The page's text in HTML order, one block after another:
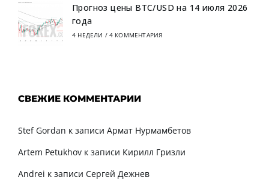
Прогноз цены BTC/USD на 14 июля 2026
года
4 НЕДЕЛИ / 4 КОММЕНТАРИЯ
СВЕЖИЕ КОММЕНТАРИИ
Stef Gordan к записи Армат Нурмамбетов
Artem Petukhov к записи Кирилл Гризли
Andrei к записи Сергей Дежнев